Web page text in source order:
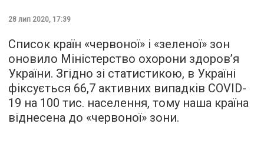
28 лип 2020, 17:39
Список країн «червоної» і «зеленої» зон
оновило Міністерство охорони здоров’я
України. Згідно зі статистикою, в Україні
фіксується 66,7 активних випадків COVID-
19 на 100 тис. населення, тому наша країна
віднесена до «червоної» зони.